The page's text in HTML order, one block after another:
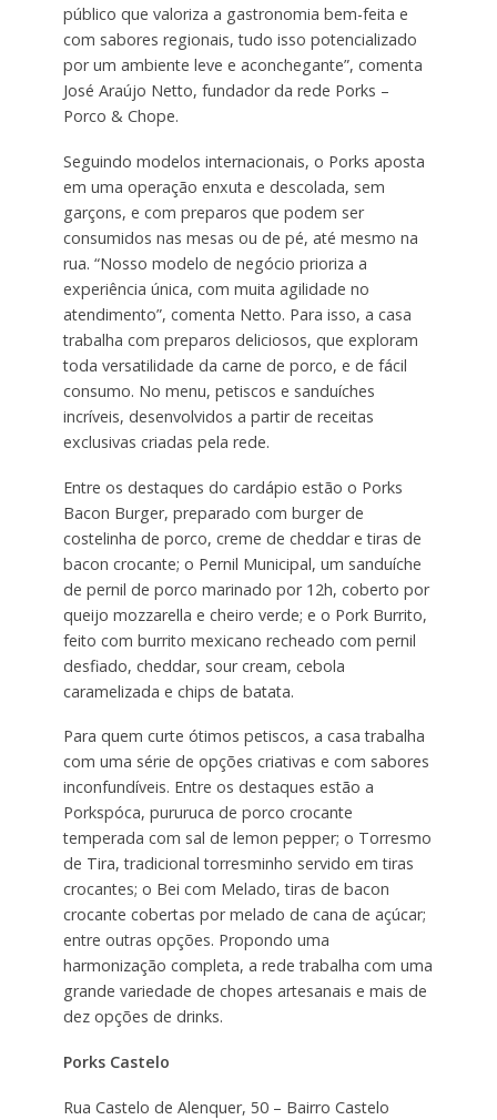
público que valoriza a gastronomia bem-feita e
com sabores regionais, tudo isso potencializado
por um ambiente leve e aconchegante”, comenta
José Araújo Netto, fundador da rede Porks –
Porco & Chope.
Seguindo modelos internacionais, o Porks aposta
em uma operação enxuta e descolada, sem
garçons, e com preparos que podem ser
consumidos nas mesas ou de pé, até mesmo na
rua. “Nosso modelo de negócio prioriza a
experiência única, com muita agilidade no
atendimento”, comenta Netto. Para isso, a casa
trabalha com preparos deliciosos, que exploram
toda versatilidade da carne de porco, e de fácil
consumo. No menu, petiscos e sanduíches
incríveis, desenvolvidos a partir de receitas
exclusivas criadas pela rede.
Entre os destaques do cardápio estão o Porks
Bacon Burger, preparado com burger de
costelinha de porco, creme de cheddar e tiras de
bacon crocante; o Pernil Municipal, um sanduíche
de pernil de porco marinado por 12h, coberto por
queijo mozzarella e cheiro verde; e o Pork Burrito,
feito com burrito mexicano recheado com pernil
desfiado, cheddar, sour cream, cebola
caramelizada e chips de batata.
Para quem curte ótimos petiscos, a casa trabalha
com uma série de opções criativas e com sabores
inconfundíveis. Entre os destaques estão a
Porkspóca, pururuca de porco crocante
temperada com sal de lemon pepper; o Torresmo
de Tira, tradicional torresminho servido em tiras
crocantes; o Bei com Melado, tiras de bacon
crocante cobertas por melado de cana de açúcar;
entre outras opções. Propondo uma
harmonização completa, a rede trabalha com uma
grande variedade de chopes artesanais e mais de
dez opções de drinks.
Porks Castelo
Rua Castelo de Alenquer, 50 – Bairro Castelo